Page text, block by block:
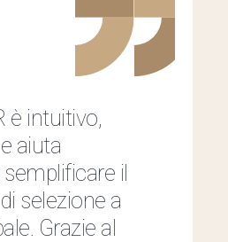
è intuitivo,
aiuta
il
selezione a
Grazie al